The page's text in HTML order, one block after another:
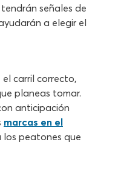
señales de
a elegir el
carril correcto,
planeas tomar.
anticipación
marcas en el
los peatones que